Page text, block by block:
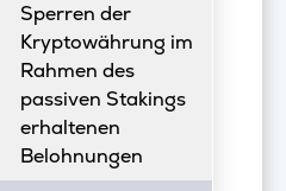
Sperren der
Kryptowährung im
Rahmen des
passiven Stakings
erhaltenen
Belohnungen